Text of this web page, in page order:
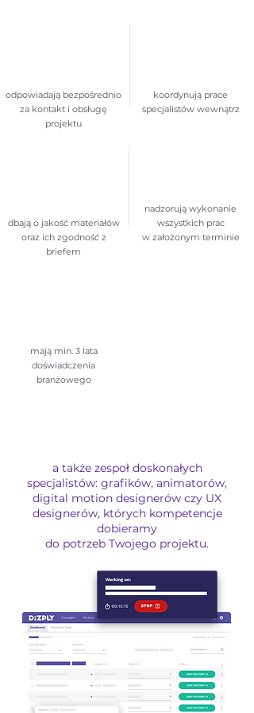
odpowiadają bezpośrednio
za kontakt i obsługę
projektu
dbają o jakość materiałów
oraz ich zgodność z
briefem
mają min. 3 lata
doświadczenia
branżowego
koordynują prace
specjalistów wewnątrz
nadzorują wykonanie
wszystkich prac
w założonym terminie
a także zespoł doskonałych
specjalistów: grafików, animatorów,
digital motion designerów czy UX
designerów, których kompetencje
dobieramy
do potrzeb Twojego projektu.